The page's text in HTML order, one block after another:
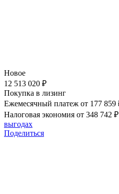
Новое
12 513 020 ₽
Покупка в лизинг
Ежемесячный платеж от 177 859
Налоговая экономия от 348 742 ₽
выгодах
Поделиться